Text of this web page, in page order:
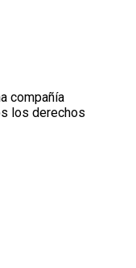
compañía
los derechos